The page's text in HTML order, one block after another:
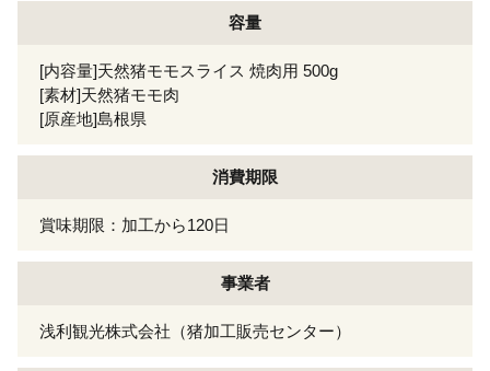
容量
[内容量]天然猪モモスライス 焼肉用 500g
[素材]天然猪モモ肉
[原産地]島根県
消費期限
賞味期限：加工から120日
事業者
浅利観光株式会社（猪加工販売センター）